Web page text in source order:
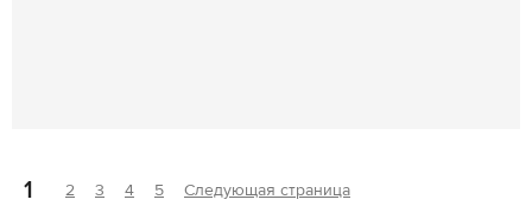
1 2 3 4 5 Следующая страница